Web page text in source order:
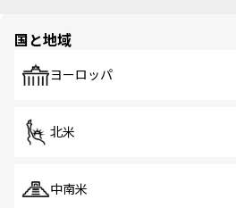
国と地域
ヨーロッパ
北米
中南米